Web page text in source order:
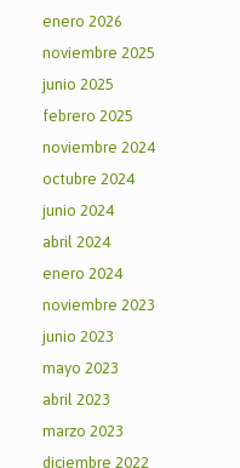
enero 2026
noviembre 2025
junio 2025
febrero 2025
noviembre 2024
octubre 2024
junio 2024
abril 2024
enero 2024
noviembre 2023
junio 2023
mayo 2023
abril 2023
marzo 2023
diciembre 2022